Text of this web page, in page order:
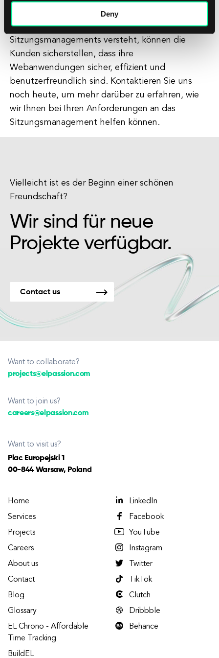
Deny
Softwareentwicklungsunternehmen
zusammenarbeiten, das die Bedeutung des
Sitzungsmanagements versteht, können die
Kunden sicherstellen, dass ihre
Webanwendungen sicher, effizient und
benutzerfreundlich sind. Kontaktieren Sie uns
noch heute, um mehr darüber zu erfahren, wie
wir Ihnen bei Ihren Anforderungen an das
Sitzungsmanagement helfen können.
Vielleicht ist es der Beginn einer schönen
Freundschaft?
Wir sind für neue
Projekte verfügbar.
Contact us
Want to collaborate?
projects@elpassion.com
Want to join us?
careers@elpassion.com
Want to visit us?
Plac Europejski 1
00-844 Warsaw, Poland
Home
Services
Projects
Careers
About us
Contact
Blog
Glossary
EL Chrono - Affordable
Time Tracking
BuildEL
LinkedIn
Facebook
YouTube
Instagram
Twitter
TikTok
Clutch
Dribbble
Behance